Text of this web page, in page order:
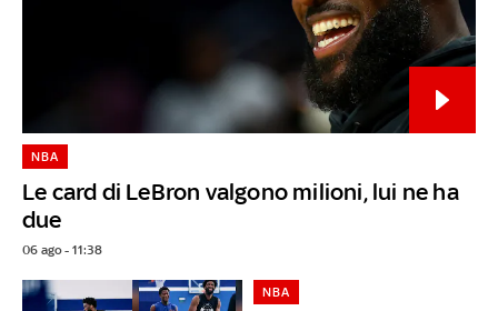
Le card di LeBron valgono milioni, lui ne ha
due
NBA
06 ago - 11:38
NBA